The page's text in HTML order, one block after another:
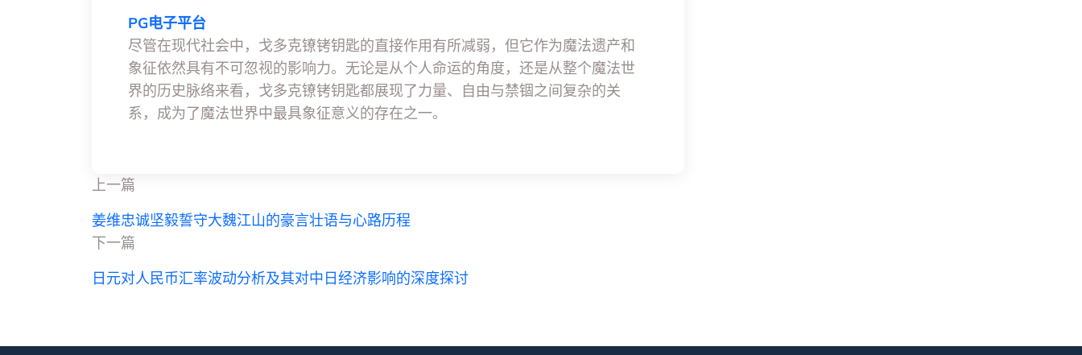
PG电子平台
尽管在现代社会中，戈多克镣铐钥匙的直接作用有所减弱，但它作为魔法遗产和
象征依然具有不可忽视的影响力。无论是从个人命运的角度，还是从整个魔法世
界的历史脉络来看，戈多克镣铐钥匙都展现了力量、自由与禁锢之间复杂的关
系，成为了魔法世界中最具象征意义的存在之一。
上一篇
姜维忠诚坚毅誓守大魏江山的豪言壮语与心路历程
下一篇
日元对人民币汇率波动分析及其对中日经济影响的深度探讨